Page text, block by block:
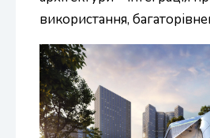
використання,